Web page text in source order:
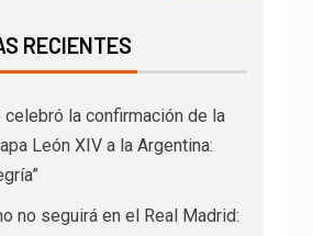
RECIENTES
celebró la confirmación de la
León XIV a la Argentina:
no seguirá en el Real Madrid: